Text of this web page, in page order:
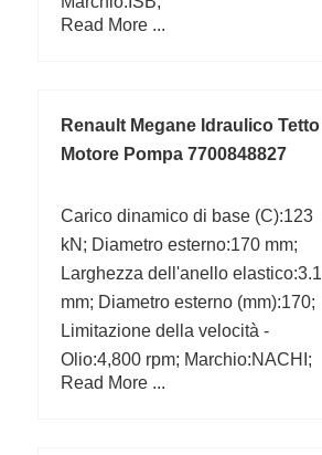
Read More ...
Renault Megane Idraulico Tetto
Motore Pompa 7700848827
Carico dinamico di base (C):123
kN; Diametro esterno:170 mm;
Larghezza dell'anello elastico:3.1
mm; Diametro esterno (mm):170;
Limitazione della velocità -
Olio:4,800 rpm; Marchio:NACHI;
Raggio di filetto/smussola:2.1 mm;
Read More ...